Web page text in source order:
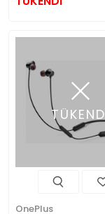
TÜKENDİ
OnePlus